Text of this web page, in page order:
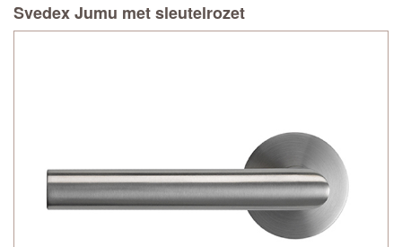
Svedex Jumu met sleutelrozet